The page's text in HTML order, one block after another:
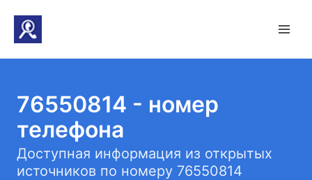
76550814 - номер
телефона
Доступная информация из открытых
источников по номеру 76550814